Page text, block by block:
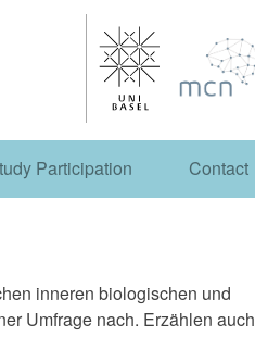
Participation Contact
inneren biologischen und
Umfrage nach. Erzählen auch